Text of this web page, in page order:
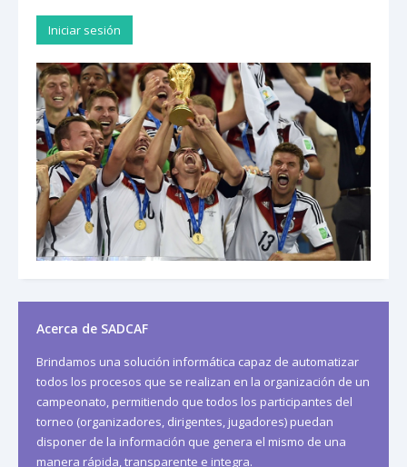
Iniciar sesión
Acerca de SADCAF
Brindamos una solución informática capaz de automatizar
todos los procesos que se realizan en la organización de un
campeonato, permitiendo que todos los participantes del
torneo (organizadores, dirigentes, jugadores) puedan
disponer de la información que genera el mismo de una
manera rápida, transparente e integra.